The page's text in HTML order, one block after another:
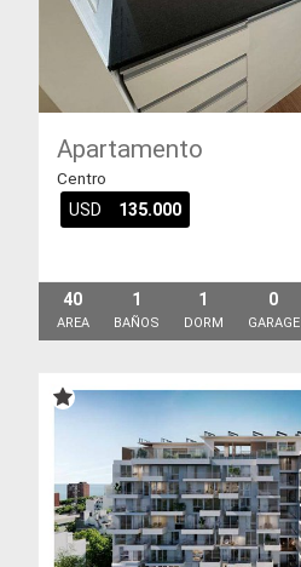
Apartamento
Centro
USD 135.000
40
AREA
1
BAÑOS
1
DORM
0
GARAGE